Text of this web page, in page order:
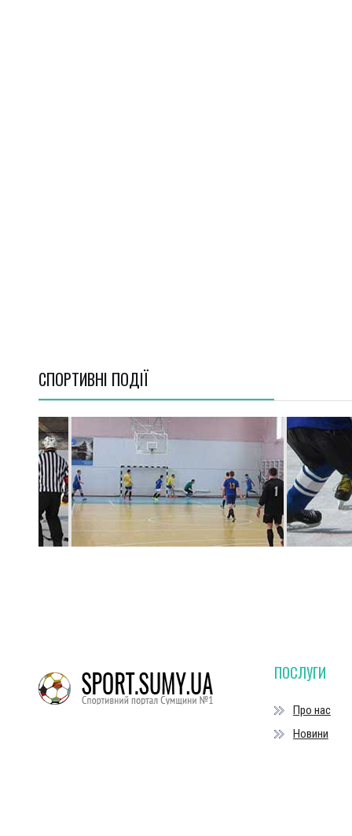
СПОРТИВНI ПОДІЇ
ПОСЛУГИ
Про нас
Новини